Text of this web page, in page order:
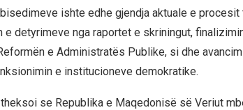
ishte edhe gjendja aktuale e
e detyrimeve nga raportet e skriningut,
e Administratës Publike, si dhe
e institucioneve demokratike.
se Republika e Maqedonisë së Veriut